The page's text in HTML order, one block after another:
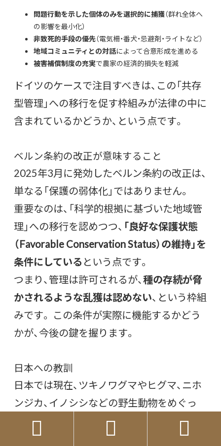
問題行動を示した個体のみを選択的に捕獲（群れ全体へ
の影響を最小化）
非致死的手段の優先（電気柵・番犬・忌避剤・ライトなど）
地域コミュニティとの対話によって合意形成を進める
被害補償制度の充実で農家の経済的損失を軽減
ドイツのケースで注目すべきは、この「共存
型管理」への移行を促す枠組みが法律の中に
含まれているかどうか、という点です。
ベルン条約の改正が意味すること
2025年3月に発効したベルン条約の改正は、
単なる「保護の弱体化」ではありません。
重要なのは、「科学的根拠に基づいた地域管
理」への移行を認めつつ、 「良好な保護状態
（Favorable Conservation Status）の維持」を
条件にしている という点です。
つまり、管理は許可されるが、種の存続が脅
かされるような乱獲は認めない、という枠組
みです。 この条件が実際に機能するかどう
かが、今後の鍵を握ります。
日本への教訓
日本では現在、ツキノワグマやヒグマ、ニホ
ンジカ、イノシシなどの野生動物をめぐっ
て、ドイツと似た構造の問題が起きていま
  